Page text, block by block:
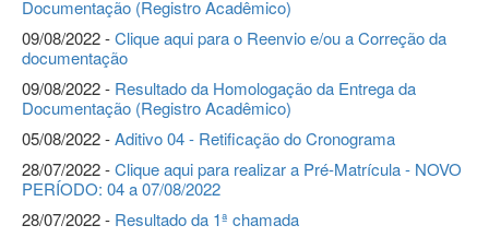
Documentação (Registro Acadêmico)
09/08/2022 -Clique aqui para o Reenvio e/ou a Correção da
documentação
09/08/2022 - Resultado da Homologação da Entrega da
Documentação (Registro Acadêmico)
05/08/2022 -Aditivo 04 - Retificação do Cronograma
28/07/2022 -Clique aqui para realizar a Pré-Matrícula - NOVO
PERÍODO: 04 a 07/08/2022
28/07/2022 - Resultado da 1ª chamada